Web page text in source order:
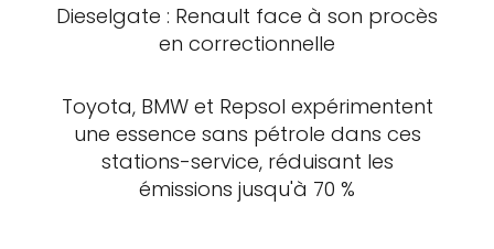
Dieselgate : Renault face à son procès
en correctionnelle
Toyota, BMW et Repsol expérimentent
une essence sans pétrole dans ces
stations-service, réduisant les
émissions jusqu'à 70 %